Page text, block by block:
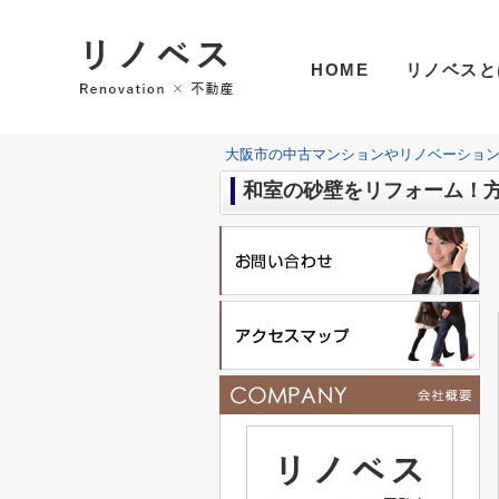
HOME リノベス
大阪市の中古マンションやリノベーショ
和室の砂壁をリフォーム！